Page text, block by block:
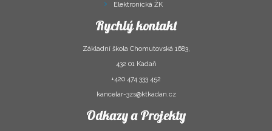
Elektronická ŽK
Rychlý kontakt
Základní škola Chomutovská 1683,
432 01 Kadaň
+420 474 333 452
kancelar-3zs@ktkadan.cz
Odkazy a Projekty